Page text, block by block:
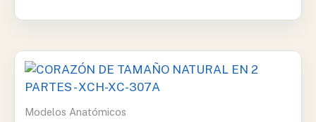
Modelos Anatómicos